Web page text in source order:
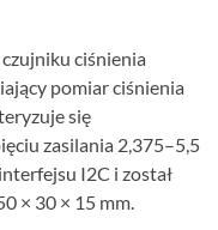
ciśnienia
pomiar ciśnienia
się
zasilania 2,375–5,5
I2C i został
× 30 × 15 mm.